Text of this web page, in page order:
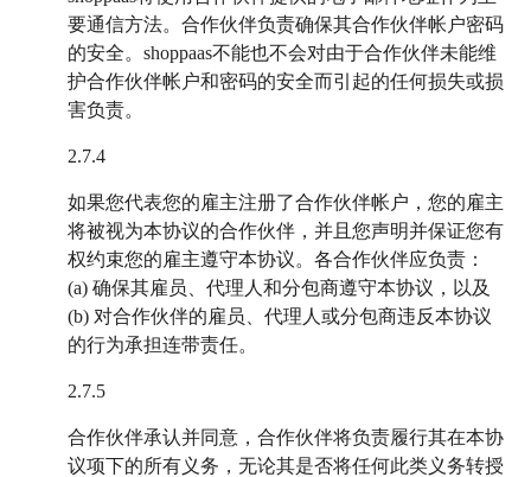
要通信方法。合作伙伴负责确保其合作伙伴帐户密码
的安全。shoppaas不能也不会对由于合作伙伴未能维
护合作伙伴帐户和密码的安全而引起的任何损失或损
害负责。
2.7.4
如果您代表您的雇主注册了合作伙伴帐户，您的雇主
将被视为本协议的合作伙伴，并且您声明并保证您有
权约束您的雇主遵守本协议。各合作伙伴应负责：
(a) 确保其雇员、代理人和分包商遵守本协议，以及
(b) 对合作伙伴的雇员、代理人或分包商违反本协议
的行为承担连带责任。
2.7.5
合作伙伴承认并同意，合作伙伴将负责履行其在本协
议项下的所有义务，无论其是否将任何此类义务转授